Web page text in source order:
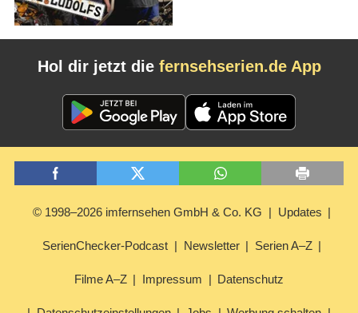
Hol dir jetzt die fernsehserien.de App
© 1998–2026 imfernsehen GmbH & Co. KG Updates
SerienChecker-Podcast Newsletter Serien A–Z
Filme A–Z Impressum Datenschutz